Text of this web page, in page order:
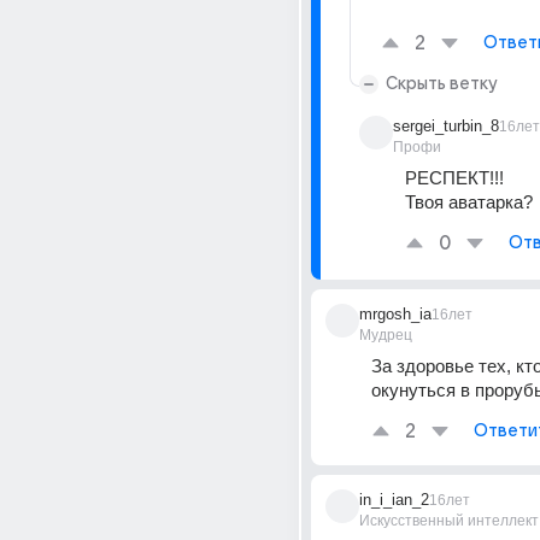
2
Скрыть ветку
sergei_turbin_8
Профи
16лет
РЕСПЕКТ!!!
Твоя аватарка?
0
mrgosh_ia
Мудрец
16лет
За здоровье тех,
окунуться в
2
in_i_ian_2
Искусственный интеллект
16лет